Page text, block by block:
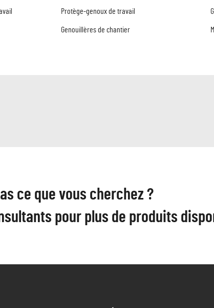
Protège-genoux de travail
Genouillères de chantier
ce que vous cherchez ?
pour plus de produits